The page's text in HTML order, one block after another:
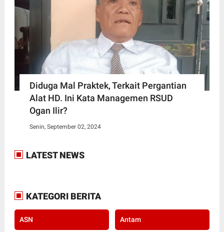
Diduga Mal Praktek, Terkait Pergantian
Alat HD. Ini Kata Managemen RSUD
Ogan Ilir?
Senin, September 02, 2024
LATEST NEWS
KATEGORI BERITA
ASN Antam